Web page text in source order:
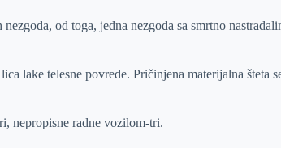
od toga, jedna nezgoda sa smrtno
lake telesne povrede. Pričinjena materijalna šteta
nepropisne radne vozilom-tri.